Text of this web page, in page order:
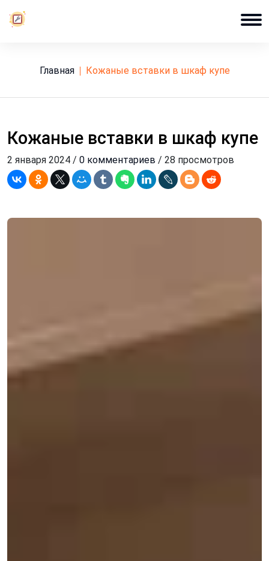
Главная кожаные вставки в шкаф купе
Кожаные вставки в шкаф купе
2 января 2024 / 0 комментариев / 28 просмотров